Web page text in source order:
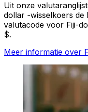
Uit onze
dollar -wisselkoers de
valutacode voor Fiji-
$.
Meer informatie over